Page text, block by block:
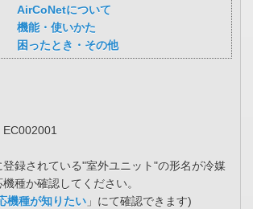
AirCoNetについて
機能・使いかた
困ったとき・その他
録されている"室外ユニット"の形名が冷媒
種か確認してください。
機種が知りたい 」にて確認できます)